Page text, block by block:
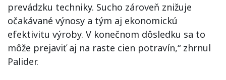
prevádzku techniky. Sucho zároveň znižuje
očakávané výnosy a tým aj ekonomickú
efektivitu výroby. V konečnom dôsledku sa to
môže prejaviť aj na raste cien potravín,“ zhrnul
Palider.